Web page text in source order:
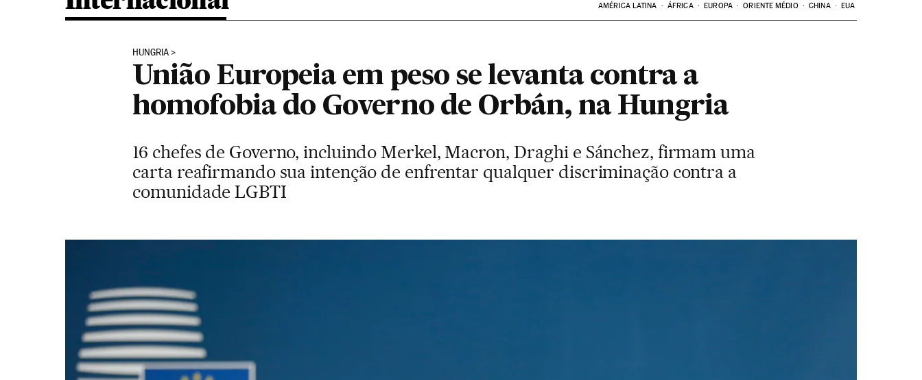
AMÉRICA LATINA ÁFRICA EUROPA ORIENTE MÉDIO CHINA EUA
HUNGRIA
União Europeia em peso se levanta contra a
homofobia do Governo de Orbán, na Hungria
16 chefes de Governo, incluindo Merkel, Macron, Draghi e Sánchez, firmam uma
carta reafirmando sua intenção de enfrentar qualquer discriminação contra a
comunidade LGBTI